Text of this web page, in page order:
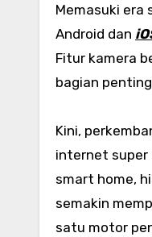
Memasuki era
Android dan
Fitur kamera
bagian
Kini,
internet super
smart home,
semakin
satu motor